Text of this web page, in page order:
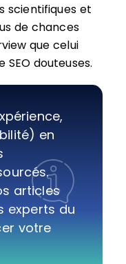
scientifiques et
de chances
que celui
douteuses.
en
articles
experts du
votre